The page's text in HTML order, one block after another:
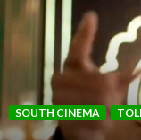
SOUTH CINEMA